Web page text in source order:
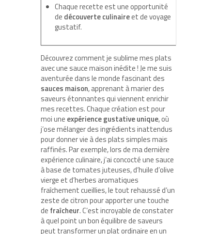
Chaque recette est une opportunité
de découverte culinaireet de voyage
gustatif.
Découvrez comment je sublime mes plats
avec une sauce maison inédite ! Je me suis
aventurée dans le monde fascinant des
sauces maison, apprenant à marier des
saveurs étonnantes qui viennent enrichir
mes recettes. Chaque création est pour
moi une expérience gustative unique, où
j’ose mélanger des ingrédients inattendus
pour donner vie à des plats simples mais
raffinés. Par exemple, lors de ma dernière
expérience culinaire, j’ai concocté une sauce
à base de tomates juteuses, d’huile d’olive
vierge et d’herbes aromatiques
fraîchement cueillies, le tout rehaussé d’un
zeste de citron pour apporter une touche
de fraîcheur. C’est incroyable de constater
à quel point un bon équilibre de saveurs
peut transformer un plat ordinaire en un